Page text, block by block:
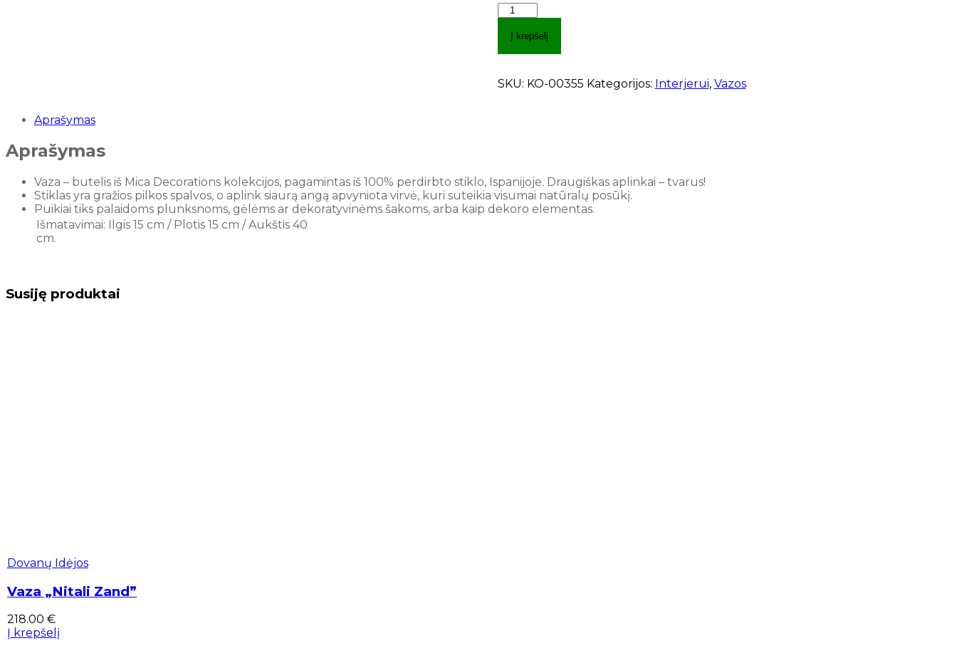
Į krepšelį
SKU: KO-00355 Kategorijos: Interjerui, Vazos
Aprašymas
Aprašymas
Vaza – butelis iš Mica Decorations kolekcijos, pagamintas iš 100% perdirbto stiklo, Ispanijoje. Draugiškas aplinkai – tvarus!
Stiklas yra gražios pilkos spalvos, o aplink siaurą angą apvyniota virvė, kuri suteikia visumai natūralų posūkį.
Puikiai tiks palaidoms plunksnoms, gėlėms ar dekoratyvinėms šakoms, arba kaip dekoro elementas.
Išmatavimai: Ilgis 15 cm / Plotis 15 cm / Aukštis 40
cm.
Susiję produktai
Dovanų Idėjos
Vaza „Nitali Zand”
218.00 €
Į krepšelį